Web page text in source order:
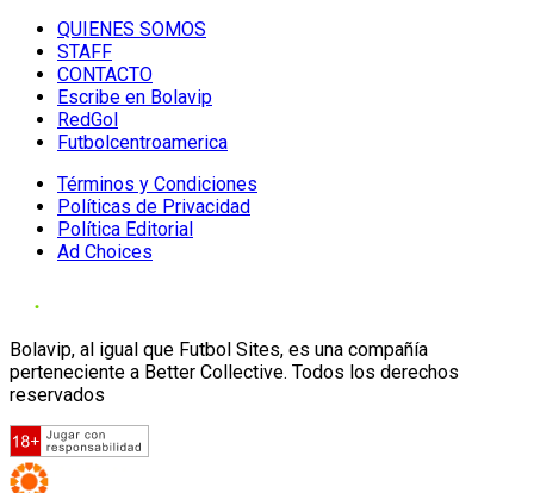
QUIENES SOMOS
STAFF
CONTACTO
Escribe en Bolavip
RedGol
Futbolcentroamerica
Términos y Condiciones
Políticas de Privacidad
Política Editorial
Ad Choices
Bolavip, al igual que Futbol Sites, es una compañía
perteneciente a Better Collective. Todos los derechos
reservados